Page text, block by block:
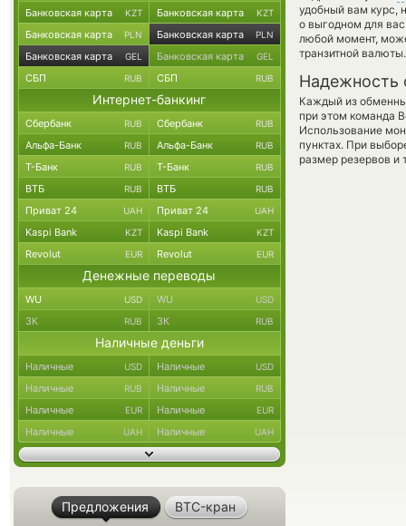
удобный вам курс,
о выгодном для
любой момент,
транзитной валюты.
Надежность
Каждый из
при этом команда
Использование
пунктах. При
размер резервов и
Банковская карта KZT Банковская карта KZT
Банковская карта PLN Банковская карта PLN
Банковская карта GEL Банковская карта GEL
СБП RUB СБП RUB
Интернет-банкинг
Сбербанк RUB Сбербанк RUB
Альфа-Банк RUB Альфа-Банк RUB
Т-Банк RUB Т-Банк RUB
ВТБ RUB ВТБ RUB
Приват 24 UAH Приват 24 UAH
Kaspi Bank KZT Kaspi Bank KZT
Revolut EUR Revolut EUR
Денежные переводы
WU USD WU USD
ЗК RUB ЗК RUB
Наличные деньги
Наличные USD Наличные USD
Наличные RUB Наличные RUB
Наличные EUR Наличные EUR
Наличные UAH Наличные UAH
Предложения BTC-кран